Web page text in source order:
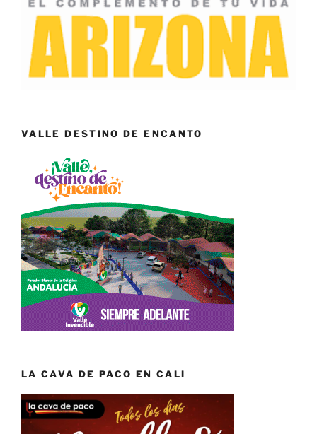
VALLE DESTINO DE ENCANTO
LA CAVA DE PACO EN CALI